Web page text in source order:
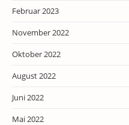
Februar 2023
November 2022
Oktober 2022
August 2022
Juni 2022
Mai 2022